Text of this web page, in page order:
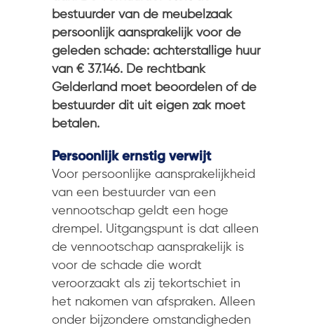
bestuurder van de meubelzaak
persoonlijk aansprakelijk voor de
geleden schade: achterstallige huur
van € 37.146. De rechtbank
Gelderland moet beoordelen of de
bestuurder dit uit eigen zak moet
betalen.
Persoonlijk ernstig verwijt
Voor persoonlijke aansprakelijkheid
van een bestuurder van een
vennootschap geldt een hoge
drempel. Uitgangspunt is dat alleen
de vennootschap aansprakelijk is
voor de schade die wordt
veroorzaakt als zij tekortschiet in
het nakomen van afspraken. Alleen
onder bijzondere omstandigheden